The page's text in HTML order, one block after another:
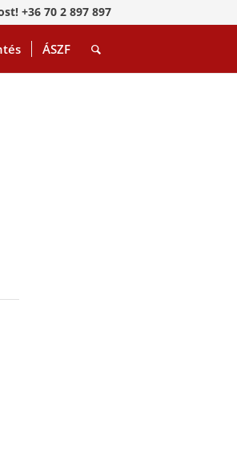
+36 70 2 897 897
ÁSZF